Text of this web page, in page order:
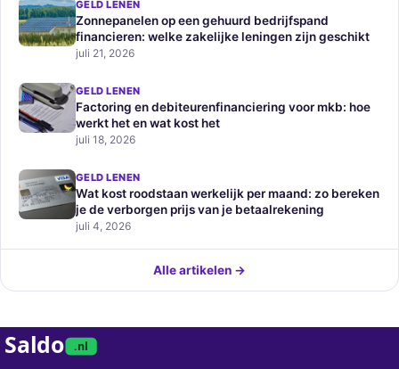
GELD LENEN
Zonnepanelen op een gehuurd bedrijfspand
financieren: welke zakelijke leningen zijn geschikt
juli 21, 2026
GELD LENEN
Factoring en debiteurenfinanciering voor mkb: hoe
werkt het en wat kost het
juli 18, 2026
GELD LENEN
Wat kost roodstaan werkelijk per maand: zo bereken
je de verborgen prijs van je betaalrekening
juli 4, 2026
Alle artikelen →
Saldo .nl